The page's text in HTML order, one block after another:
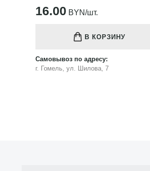
16.00 BYN/шт.
В КОРЗИНУ
Самовывоз по адресу:
г. Гомель, ул. Шилова, 7